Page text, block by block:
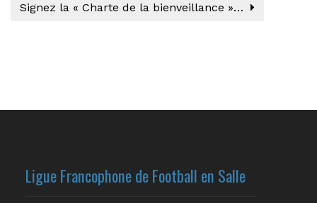
Signez la « Charte de la bienveillance »…
Ligue Francophone de Football en Salle